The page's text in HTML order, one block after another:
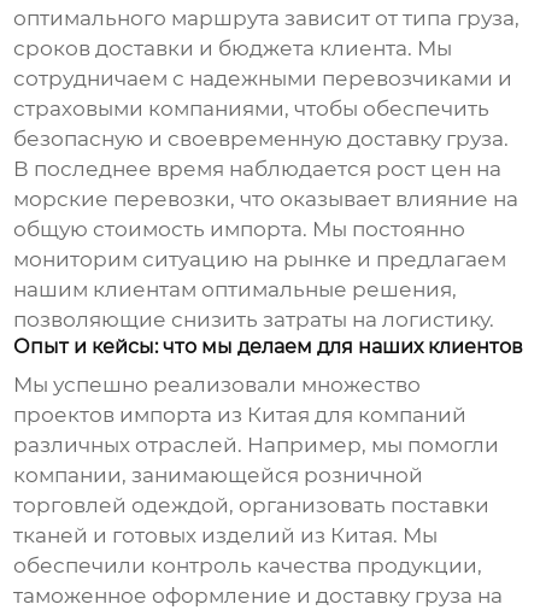
оптимального маршрута зависит от типа груза,
сроков доставки и бюджета клиента. Мы
сотрудничаем с надежными перевозчиками и
страховыми компаниями, чтобы обеспечить
безопасную и своевременную доставку груза.
В последнее время наблюдается рост цен на
морские перевозки, что оказывает влияние на
общую стоимость импорта. Мы постоянно
мониторим ситуацию на рынке и предлагаем
нашим клиентам оптимальные решения,
позволяющие снизить затраты на логистику.
Опыт и кейсы: что мы делаем для наших клиентов
Мы успешно реализовали множество
проектов импорта из Китая для компаний
различных отраслей. Например, мы помогли
компании, занимающейся розничной
торговлей одеждой, организовать поставки
тканей и готовых изделий из Китая. Мы
обеспечили контроль качества продукции,
таможенное оформление и доставку груза на